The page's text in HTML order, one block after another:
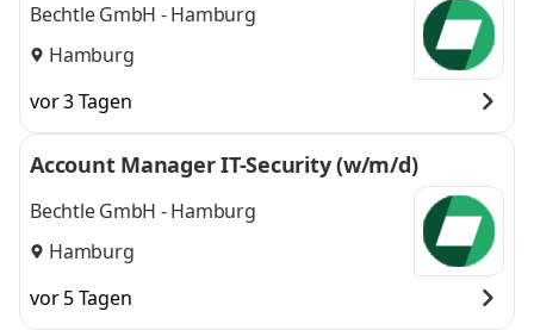
Bechtle GmbH - Hamburg
Hamburg
vor 3 Tagen
Account Manager IT-Security (w/m/d)
Bechtle GmbH - Hamburg
Hamburg
vor 5 Tagen